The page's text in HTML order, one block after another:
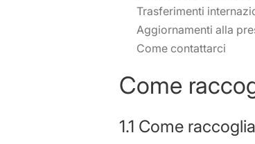
Trasferimenti
Aggiornamenti alla
Come contattarci
Come
1.1 Come